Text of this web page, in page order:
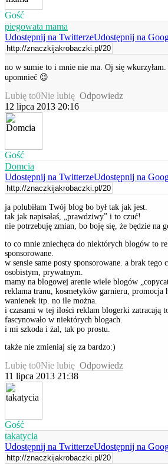
Gość
piegowata mama
Udostępnij na TwitterzeUdostępnij na
no w sumie to i mnie nie ma. Oj się
upomnieć 😉
Lubię to0Nie lubię Odpowiedz
12 lipca 2013 20:16
Gość
Domcia
Udostępnij na TwitterzeUdostępnij na
ja polubiłam Twój blog bo był tak jak jest.
tak jak napisałaś, „prawdziwy” i to czuć!
nie potrzebuję zmian, bo boję się, że będzie na
to co mnie zniechęca do niektórych blogów to
sponsorowane.
w sensie same posty sponsorowane. a brak tego
osobistym, prywatnym.
mamy na blogowej arenie wiele blogów
reklama tranu, kosmetyków garnieru, promocja
wanienek itp. no ile można.
i czasami w tej ilości reklam blogerki zatracają
fascynowało w niektórych blogach.
i mi szkoda i żal, tak po prostu.
także nie zmieniaj się za bardzo:)
Lubię to0Nie lubię Odpowiedz
11 lipca 2013 21:38
Gość
takatycia
Udostępnij na TwitterzeUdostępnij na